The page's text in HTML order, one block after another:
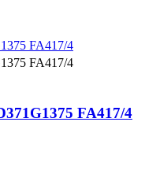
FA417/4